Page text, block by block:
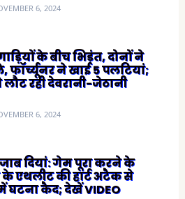
6, 2024
के बीच भिड़ंत, दोनों ने
ने खाई 5 पलटियां;
से लौट रही देवरानी-जेठानी
6, 2024
दियां: गेम पूरा करने के
एथलीट की हार्ट अटैक से
घटना कैद; देखें VIDEO